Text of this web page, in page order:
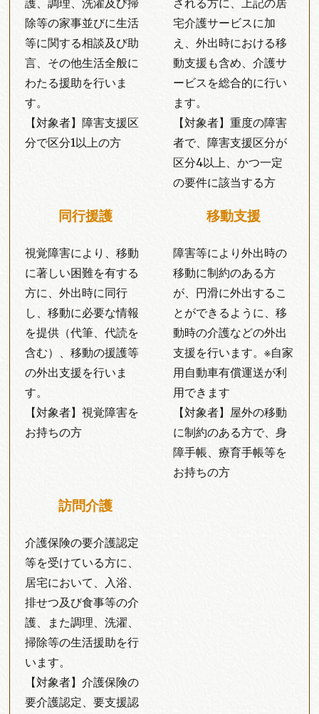
護、調理、洗濯及び掃
除等の家事並びに生活
等に関する相談及び助
言、その他生活全般に
わたる援助を行いま
す。
【対象者】障害支援区
分で区分1以上の方
される方に、上記の居
宅介護サービスに加
え、外出時における移
動支援も含め、介護サ
ービスを総合的に行い
ます。
【対象者】重度の障害
者で、障害支援区分が
区分4以上、かつ一定
の要件に該当する方
同行援護
視覚障害により、移動
に著しい困難を有する
方に、外出時に同行
し、移動に必要な情報
を提供（代筆、代読を
含む）、移動の援護等
の外出支援を行いま
す。
【対象者】視覚障害を
お持ちの方
移動支援
障害等により外出時の
移動に制約のある方
が、円滑に外出するこ
とができるように、移
動時の介護などの外出
支援を行います。※自家
用自動車有償運送が利
用できます
【対象者】屋外の移動
に制約のある方で、身
障手帳、療育手帳等を
お持ちの方
訪問介護
介護保険の要介護認定
等を受けている方に、
居宅において、入浴、
排せつ及び食事等の介
護、また調理、洗濯、
掃除等の生活援助を行
います。
【対象者】介護保険の
要介護認定、要支援認